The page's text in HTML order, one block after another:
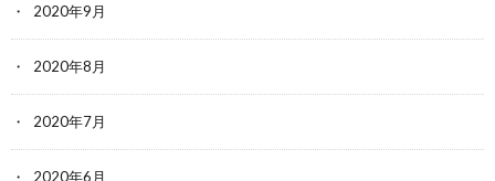
2020年9月
2020年8月
2020年7月
2020年6月